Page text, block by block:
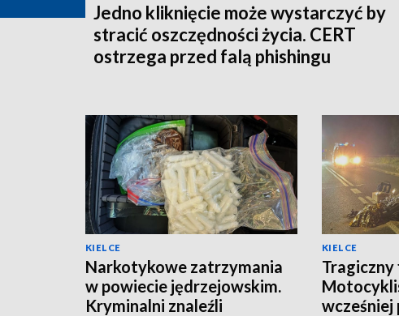
Jedno kliknięcie może wystarczyć by
stracić oszczędności życia. CERT
ostrzega przed falą phishingu
KIELCE
Narkotykowe zatrzymania
w powiecie jędrzejowskim.
Kryminalni znaleźli
KIELCE
Tragiczny
wcześniej